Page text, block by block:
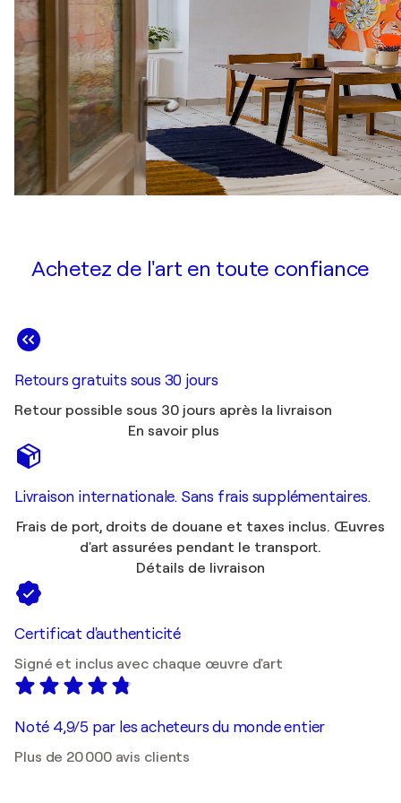
Achetez de l'art en toute confiance
Retours gratuits sous 30 jours
Retour possible sous 30 jours après la livraison
En savoir plus
Livraison internationale. Sans frais supplémentaires.
Frais de port, droits de douane et taxes inclus. Œuvres
d'art assurées pendant le transport.
Détails de livraison
Certificat d'authenticité
Signé et inclus avec chaque œuvre d'art
Noté 4,9/5 par les acheteurs du monde entier
Plus de 20 000 avis clients